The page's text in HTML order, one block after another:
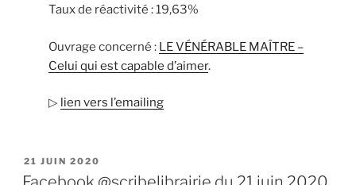
Taux de réactivité : 19,63%
Ouvrage concerné : LE VÉNÉRABLE MAÎTRE –
Celui qui est capable d’aimer.
▷ lien vers l’emailing
PUBLIÉ
LE
21 JUIN 2020